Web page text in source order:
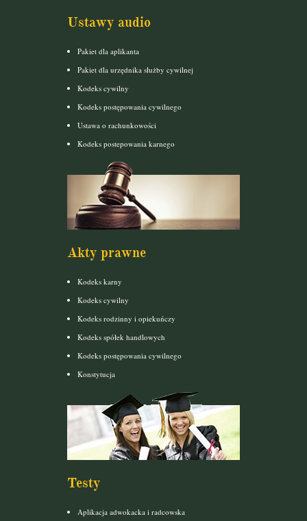
Ustawy audio
Pakiet dla aplikanta
Pakiet dla urzędnika służby cywilnej
Kodeks cywilny
Kodeks postępowania cywilnego
Ustawa o rachunkowości
Kodeks postepowania karnego
Akty prawne
Kodeks karny
Kodeks cywilny
Kodeks rodzinny i opiekuńczy
Kodeks spółek handlowych
Kodeks postępowania cywilnego
Konstytucja
Testy
Aplikacja adwokacka i radcowska